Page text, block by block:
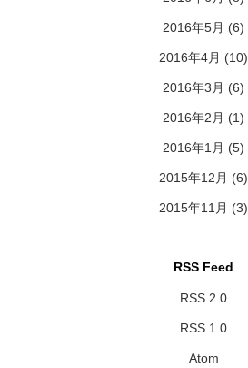
2016年5月 (6)
2016年4月 (10)
2016年3月 (6)
2016年2月 (1)
2016年1月 (5)
2015年12月 (6)
2015年11月 (3)
RSS Feed
RSS 2.0
RSS 1.0
Atom